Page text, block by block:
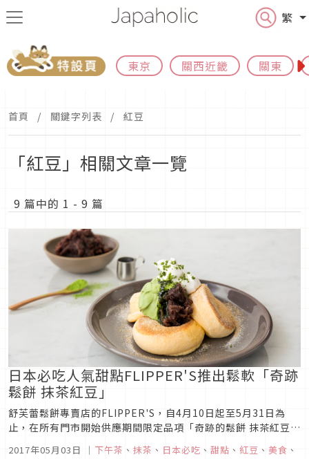
繁
東京 關西近畿 關東
首頁 關鍵字列表 紅豆
「紅豆」相關文章一覽
9 篇中的 1 - 9 篇
日本必吃人氣甜點FLIPPER'S推出鬆軟「奇跡
鬆餅 抹茶紅豆」
舒芙蕾鬆餅專賣店的FLIPPER'S，自4月10日起至5月31日為
止，在所有門市開始供應期間限定品項「奇跡的鬆餅 抹茶紅豆」
2017年05月03日 ｜ 下午茶 、 抹茶 、 日本必吃 、 甜點 、 紅豆 、 美食 、